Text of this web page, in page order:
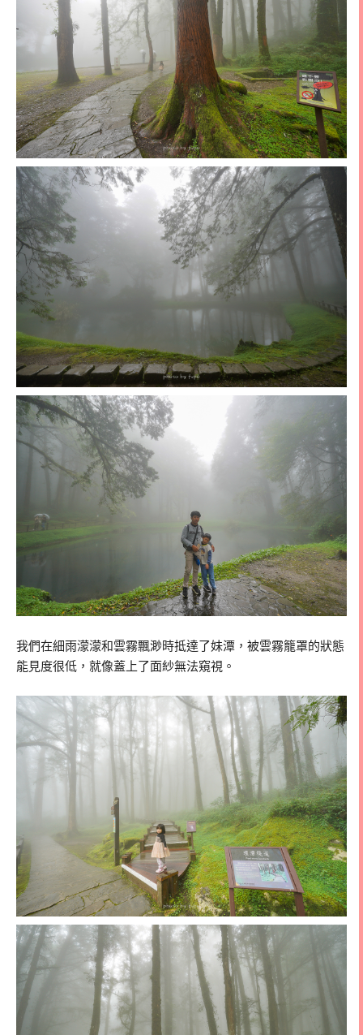
我們在細雨濛濛和雲霧飄渺時抵達了妹潭，被雲霧籠罩的狀態
能見度很低，就像蓋上了面紗無法窺視。